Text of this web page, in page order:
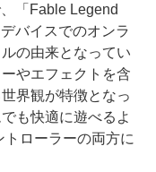
「Fable Legend
バイスでのオンラ
の由来となってい
やエフェクトを含
界観が特徴となっ
も快適に遊べるよ
ローラーの両方に